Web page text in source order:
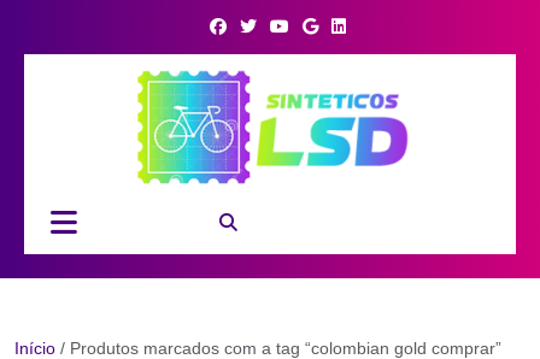
Button
Início / Produtos marcados com a tag “colombian gold comprar”